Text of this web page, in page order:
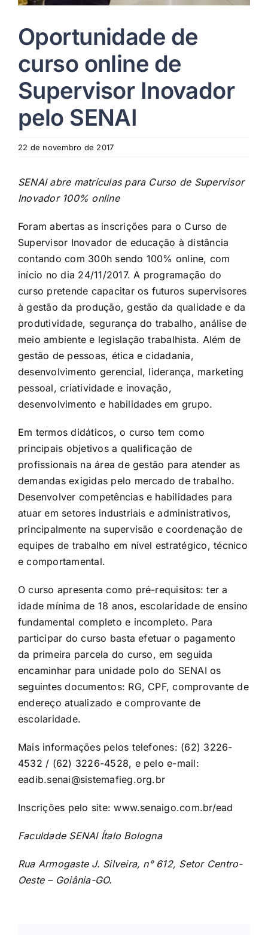
Oportunidade de
curso online de
Supervisor Inovador
pelo SENAI
22 de novembro de 2017
SENAI abre matrículas para Curso de Supervisor
Inovador 100% online
Foram abertas as inscrições para o Curso de
Supervisor Inovador de educação à distância
contando com 300h sendo 100% online, com
início no dia 24/11/2017. A programação do
curso pretende capacitar os futuros supervisores
à gestão da produção, gestão da qualidade e da
produtividade, segurança do trabalho, análise de
meio ambiente e legislação trabalhista. Além de
gestão de pessoas, ética e cidadania,
desenvolvimento gerencial, liderança, marketing
pessoal, criatividade e inovação,
desenvolvimento e habilidades em grupo.
Em termos didáticos, o curso tem como
principais objetivos a qualificação de
profissionais na área de gestão para atender as
demandas exigidas pelo mercado de trabalho.
Desenvolver competências e habilidades para
atuar em setores industriais e administrativos,
principalmente na supervisão e coordenação de
equipes de trabalho em nível estratégico, técnico
e comportamental.
O curso apresenta como pré-requisitos: ter a
idade mínima de 18 anos, escolaridade de ensino
fundamental completo e incompleto. Para
participar do curso basta efetuar o pagamento
da primeira parcela do curso, em seguida
encaminhar para unidade polo do SENAI os
seguintes documentos: RG, CPF, comprovante de
endereço atualizado e comprovante de
escolaridade.
Mais informações pelos telefones: (62) 3226-
4532 / (62) 3226-4528, e pelo e-mail:
eadib.senai@sistemafieg.org.br
Inscrições pelo site: www.senaigo.com.br/ead
Faculdade SENAI Ítalo Bologna
Rua Armogaste J. Silveira, n° 612, Setor Centro-
Oeste – Goiânia-GO.